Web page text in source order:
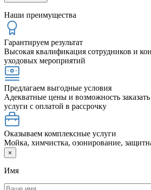
Наши преимущества
Гарантируем результат
Высокая квалификация сотрудников и
уходовых мероприятий
Предлагаем выгодные условия
Адекватные цены и возможность
услуги с оплатой в рассрочку
Оказываем комплексные услуги
Мойка, химчистка, озонирование,
×
Имя